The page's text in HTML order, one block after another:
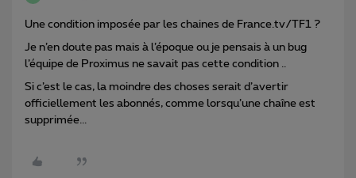
Une condition imposée par les chaines de France.tv/TF1 ?
Je n’en doute pas mais à l’époque ou je pensais à un bug
l’équipe de Proximus ne savait pas cette condition ..
Si c’est le cas, la moindre des choses serait d’avertir
officiellement les abonnés, comme lorsqu’une chaîne est
supprimée...